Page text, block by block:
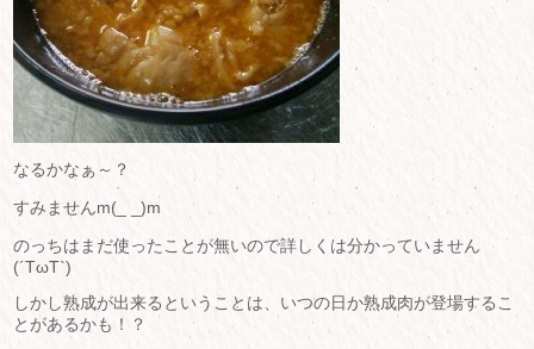
なるかなぁ～？
すみませんm(_ _)m
のっちはまだ使ったことが無いので詳しくは分かっていません
(´TωT`)
しかし熟成が出来るということは、いつの日か熟成肉が登場するこ
とがあるかも！？